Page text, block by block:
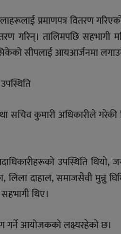
प्रमाणपत्र वितरण
गरिन्। तालिमपछि
सीपलाई आयआर्जनमा लगाउने”
सचिव कुमारी अधिकारीले
उपस्थिति थियो,
दाहाल, समाजसेवी मुन्नु
थिए।
गर्ने आयोजकको लक्ष्यरहेकाे छ।